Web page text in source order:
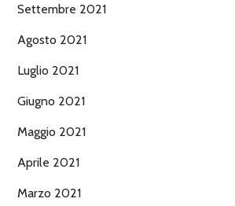
Settembre 2021
Agosto 2021
Luglio 2021
Giugno 2021
Maggio 2021
Aprile 2021
Marzo 2021